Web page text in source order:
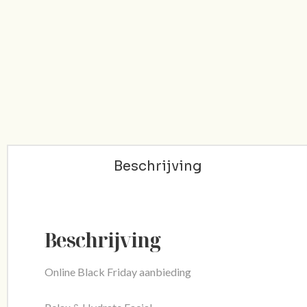
Beschrijving
Beschrijving
Online Black Friday aanbieding